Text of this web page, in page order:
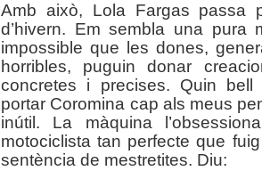
Amb això, Lola Fargas passa
d’hivern. Em sembla una pura
impossible que les dones,
horribles, puguin donar
concretes i precises. Quin bell
portar Coromina cap als meus
inútil. La màquina
motociclista tan perfecte que
sentència de mestretites. Diu: